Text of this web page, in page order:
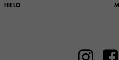
HIELO